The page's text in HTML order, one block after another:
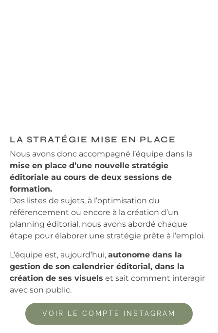
LA STRATÉGIE MISE EN PLACE
Nous avons donc accompagné l’équipe dans la
mise en place d’une nouvelle stratégie
éditoriale au cours de deux sessions de
formation.
Des listes de sujets, à l’optimisation du
référencement ou encore à la création d’un
planning éditorial, nous avons abordé chaque
étape pour élaborer une stratégie prête à l’emploi.
L’équipe est, aujourd’hui, autonome dans la
gestion de son calendrier éditorial, dans la
création de ses visuels et sait comment interagir
avec son public.
VOIR LE COMPTE INSTAGRAM